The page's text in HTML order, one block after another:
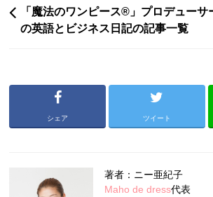
「魔法のワンピース®︎」プロデューサ
の英語とビジネス日記の記事一覧
シェア ツイート
著者：ニー亜紀子
Maho de dress代表